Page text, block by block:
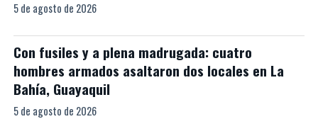
5 de agosto de 2026
Con fusiles y a plena madrugada: cuatro
hombres armados asaltaron dos locales en La
Bahía, Guayaquil
5 de agosto de 2026